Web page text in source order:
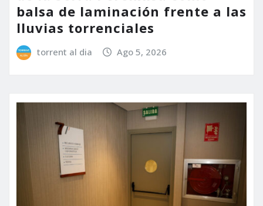
balsa de laminación frente a las
lluvias torrenciales
torrent al dia Ago 5, 2026